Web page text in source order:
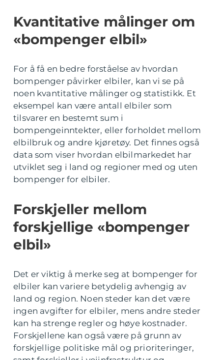
Kvantitative målinger om
«bompenger elbil»
For å få en bedre forståelse av hvordan
bompenger påvirker elbiler, kan vi se på
noen kvantitative målinger og statistikk. Et
eksempel kan være antall elbiler som
tilsvarer en bestemt sum i
bompengeinntekter, eller forholdet mellom
elbilbruk og andre kjøretøy. Det finnes også
data som viser hvordan elbilmarkedet har
utviklet seg i land og regioner med og uten
bompenger for elbiler.
Forskjeller mellom
forskjellige «bompenger
elbil»
Det er viktig å merke seg at bompenger for
elbiler kan variere betydelig avhengig av
land og region. Noen steder kan det være
ingen avgifter for elbiler, mens andre steder
kan ha strenge regler og høye kostnader.
Forskjellene kan også være på grunn av
forskjellige politiske mål og prioriteringer,